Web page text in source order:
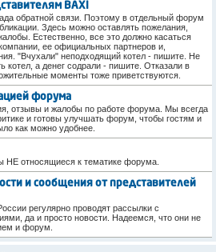
BAXI
обратной связи. Поэтому в отдельный форум
Здесь можно оставлять пожелания,
Естественно, все это должно касаться
ее официальных партнеров и,
"Вчухали" неподходящий котел - пишите. Не
котел, а денег содрали - пишите. Отказали в
моменты тоже приветствуются.
форума
отзывы и жалобы по работе форума. Мы всегда
и готовы улучшать форум, чтобы гостям и
как можно удобнее.
НЕ относящиеся к тематике форума.
и сообщения от представителей
регулярно проводят рассылки с
да и просто новости. Надеемся, что они не
и форум.